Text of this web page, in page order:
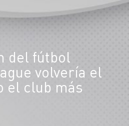
del fútbol
volvería el
el club más